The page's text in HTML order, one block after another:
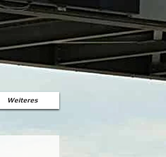
Weiteres